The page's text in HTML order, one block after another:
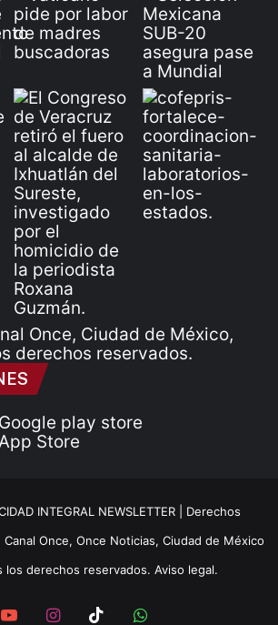
Once, Ciudad de México,
derechos reservados.
INTEGRAL NEWSLETTER | Derechos
Once, Once Noticias, Ciudad de México
los derechos reservados. Aviso legal.
YouTubeInstagram
TikTokWhatsApp